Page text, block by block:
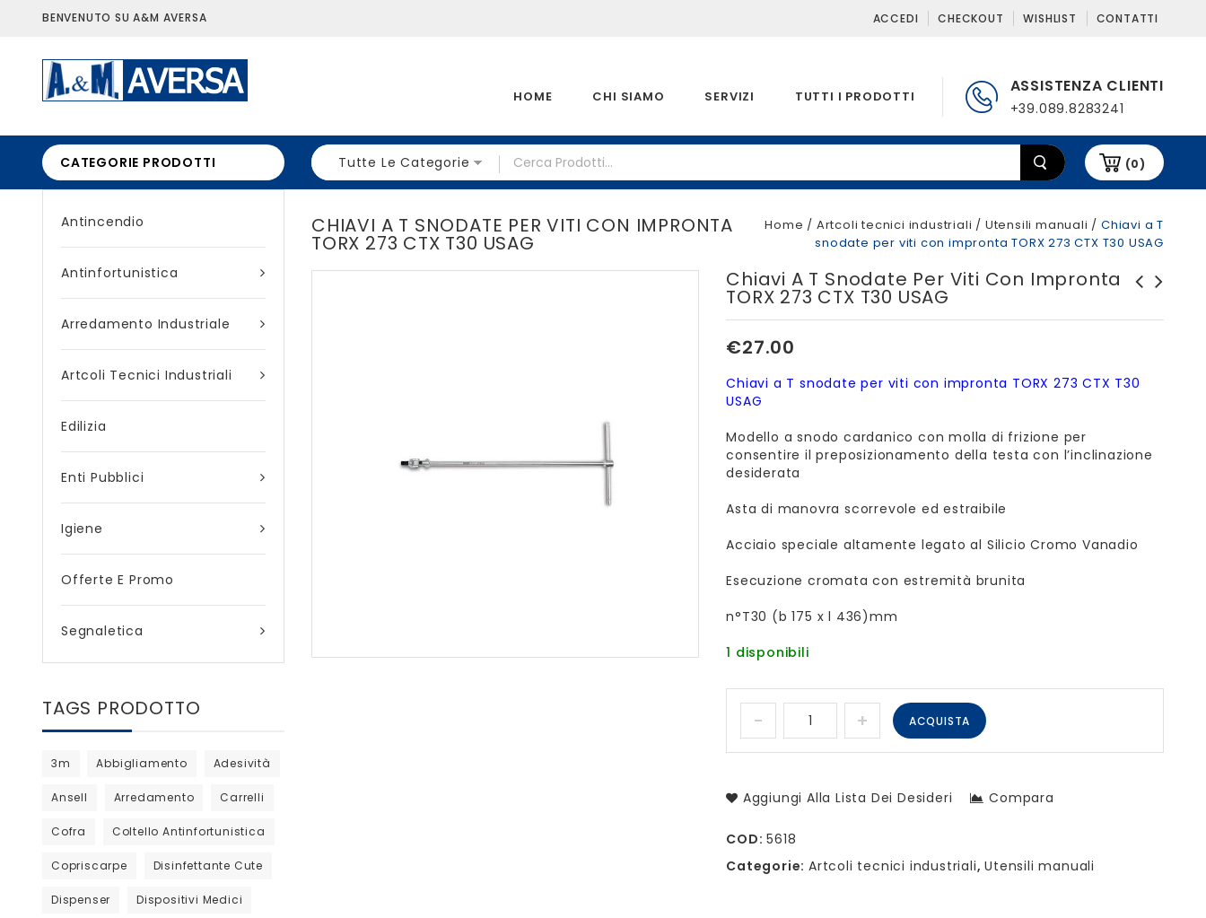
BENVENUTO SU A&M AVERSA ACCEDI CHECKOUT WISHLIST CONTATTI
ASSISTENZA CLIENTI
+39.089.8283241
HOME CHI SIAMO SERVIZI TUTTI I PRODOTTI
CATEGORIE PRODOTTI Tutte Le Categorie (0)
Antincendio
Antinfortunistica
Arredamento Industriale
Artcoli Tecnici Industriali
Edilizia
Enti Pubblici
Igiene
Offerte E Promo
Segnaletica
CHIAVI A T SNODATE PER VITI CON IMPRONTA
TORX 273 CTX T30 USAG
Home / Artcoli tecnici industriali / Utensili manuali / Chiavi a T
snodate per viti con impronta TORX 273 CTX T30 USAG
Chiavi A T Snodate Per Viti Con Impronta
TORX 273 CTX T30 USAG
€27.00
Chiavi a T snodate per viti con impronta TORX 273 CTX T30
USAG
Modello a snodo cardanico con molla di frizione per
consentire il preposizionamento della testa con l’inclinazione
desiderata
Asta di manovra scorrevole ed estraibile
Acciaio speciale altamente legato al Silicio Cromo Vanadio
Esecuzione cromata con estremità brunita
n°T30 (b 175 x l 436)mm
1 disponibili
ACQUISTA
Aggiungi Alla Lista Dei Desideri Compara
COD:5618
Categorie:Artcoli tecnici industriali,Utensili manuali
TAGS PRODOTTO
3m Abbigliamento Adesività
Ansell Arredamento Carrelli
Cofra Coltello Antinfortunistica
Copriscarpe Disinfettante Cute
Dispenser Dispositivi Medici